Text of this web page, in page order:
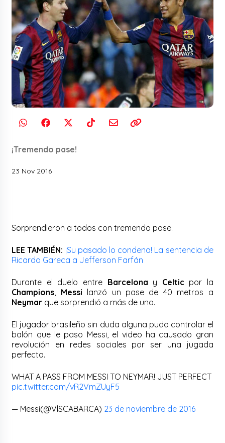
¡Tremendo pase!
23 Nov 2016
Sorprendieron a todos con tremendo pase.
LEE TAMBIÉN: ¡Su pasado lo condena! La sentencia de
Ricardo Gareca a Jefferson Farfán
Durante el duelo entre Barcelona y Celtic por la
Champions
Messi lanzó un pase de 40 metros a
Neymar que sorprendió a más de uno.
El jugador brasileño sin duda alguna pudo controlar el
balón que le paso Messi, el video ha causado gran
revolución en redes sociales por ser una jugada
perfecta.
WHAT A PASS FROM MESSI TO NEYMAR! JUST PERFECT
pic.twitter.com/vR2VmZUyF5
— Messi(@VlSCABARCA) 23 de noviembre de 2016